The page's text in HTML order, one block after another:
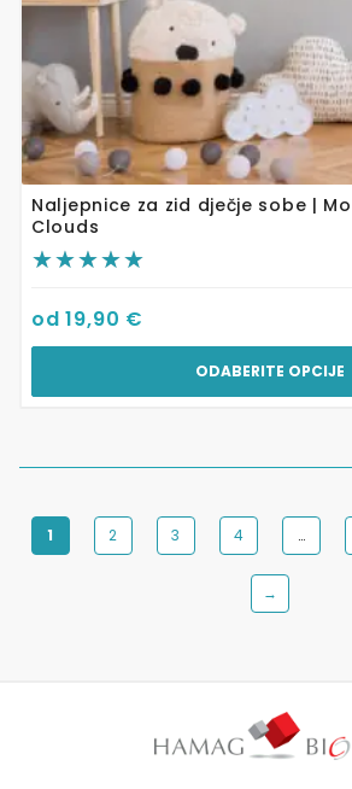
Naljepnice za zid dječje sobe |
Clouds
od19,90 €
ODABERITE OPCIJE
1 2 3 4 …
→